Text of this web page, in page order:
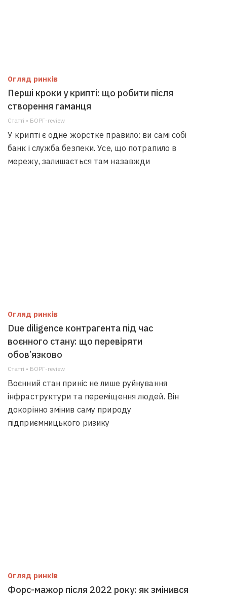
Огляд ринків
Перші кроки у крипті: що робити після
створення гаманця
Статті • БОРГ-review
У крипті є одне жорстке правило: ви самі собі
банк і служба безпеки. Усе, що потрапило в
мережу, залишається там назавжди
Огляд ринків
Due diligence контрагента під час
воєнного стану: що перевіряти
обов’язково
Статті • БОРГ-review
Воєнний стан приніс не лише руйнування
інфраструктури та переміщення людей. Він
докорінно змінив саму природу
підприємницького ризику
Огляд ринків
Форс-мажор після 2022 року: як змінився